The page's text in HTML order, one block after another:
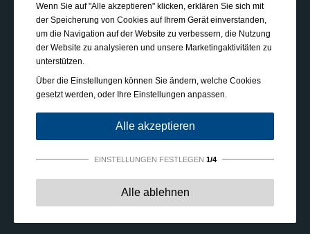
Wenn Sie auf "Alle akzeptieren" klicken, erklären Sie sich mit
der Speicherung von Cookies auf Ihrem Gerät einverstanden,
um die Navigation auf der Website zu verbessern, die Nutzung
der Website zu analysieren und unsere Marketingaktivitäten zu
unterstützen.
Über die Einstellungen können Sie ändern, welche Cookies
gesetzt werden, oder Ihre Einstellungen anpassen.
Alle akzeptieren
EINSTELLUNGEN FESTLEGEN 1/4
Unbedingt erforderlich:
Diese Cookies sind essenziell,
Alle ablehnen